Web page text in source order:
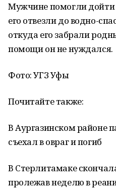
Мужчине помогли дойти
его отвезли до водно-
откуда его забрали
помощи он не нуждался.
Фото: УГЗ Уфы
Почитайте также:
В Аургазинском районе
съехал в овраг и погиб
В Стерлитамаке
пролежав неделю в